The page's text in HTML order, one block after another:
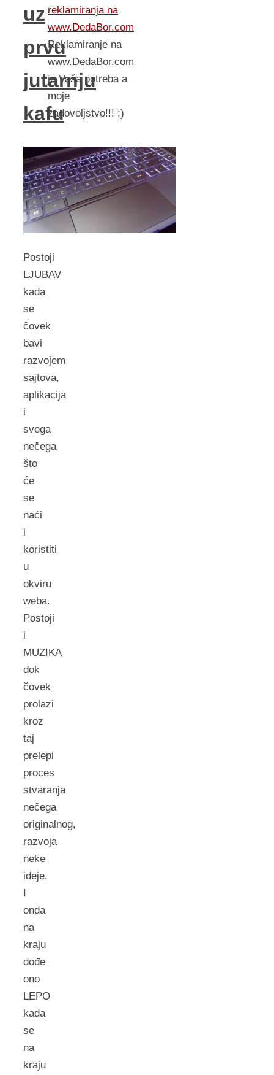
uz
prvu
jutarnju
kafu
Postoji
LJUBAV
kada
se
čovek
bavi
razvojem
sajtova,
aplikacija
i
svega
nečega
što
će
se
naći
i
koristiti
u
okviru
weba.
Postoji
i
MUZIKA
dok
čovek
prolazi
kroz
taj
prelepi
proces
stvaranja
nečega
originalnog,
razvoja
neke
ideje.
I
onda
na
kraju
dođe
ono
LEPO
kada
se
na
kraju
reklamiranja na
www.DedaBor.com
Reklamiranje na
www.DedaBor.com
je Vaša potreba a
moje
zadovoljstvo!!! :)